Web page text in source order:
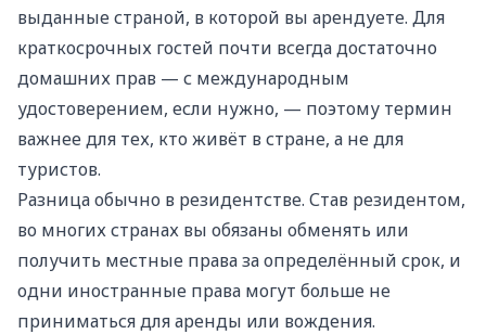
выданные страной, в которой вы арендуете. Для
краткосрочных гостей почти всегда достаточно
домашних прав — с международным
удостоверением, если нужно, — поэтому термин
важнее для тех, кто живёт в стране, а не для
туристов.
Разница обычно в резидентстве. Став резидентом,
во многих странах вы обязаны обменять или
получить местные права за определённый срок, и
одни иностранные права могут больше не
приниматься для аренды или вождения.